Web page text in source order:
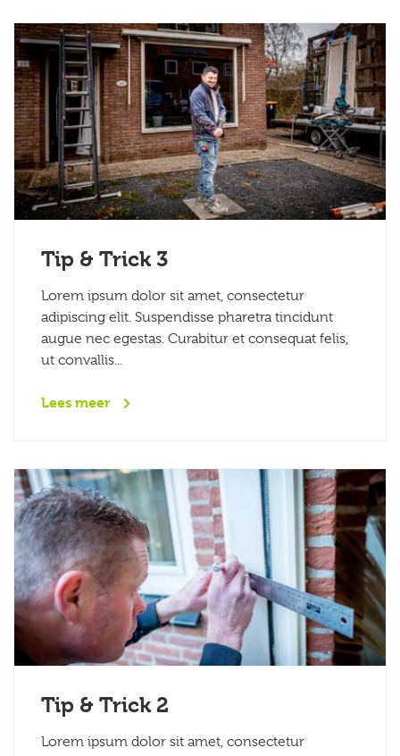
Tip & Trick 3
Lorem ipsum dolor sit amet, consectetur
adipiscing elit. Suspendisse pharetra tincidunt
augue nec egestas. Curabitur et consequat felis,
ut convallis...
Lees meer
Tip & Trick 2
Lorem ipsum dolor sit amet, consectetur